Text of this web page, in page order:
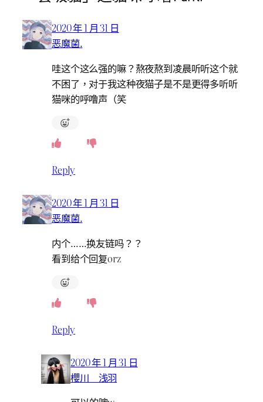
2020 年 1 月 31 日
恶魔菌.
哇这个这么强的嘛？熬夜熬到凌晨听听这个就
不困了，对于我这种夜猫子是不是更得多听听
猫咪的呼噜声（笑
Reply
2020 年 1 月 31 日
恶魔菌.
内个……换友链吗？？
看到给个回复orz
Reply
2020 年 1 月 31 日
櫻川 浅羽